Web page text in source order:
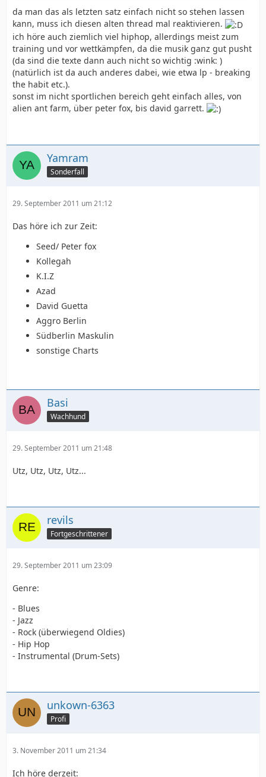
da man das als letzten satz einfach nicht so stehen lassen
kann, muss ich diesen alten thread mal reaktivieren.
ich höre auch ziemlich viel hiphop, allerdings meist zum
training und vor wettkämpfen, da die musik ganz gut pusht
(da sind die texte dann auch nicht so wichtig :wink: )
(natürlich ist da auch anderes dabei, wie etwa lp - breaking
the habit etc.).
sonst im nicht sportlichen bereich geht einfach alles, von
alien ant farm, über peter fox, bis david garrett.
Yamram
Sonderfall
29. September 2011 um 21:12
Das höre ich zur Zeit:
Seed/ Peter fox
Kollegah
K.I.Z
Azad
David Guetta
Aggro Berlin
Südberlin Maskulin
sonstige Charts
Basi
Wachhund
29. September 2011 um 21:48
Utz, Utz, Utz, Utz...
revils
Fortgeschrittener
29. September 2011 um 23:09
Genre:
- Blues
- Jazz
- Rock (überwiegend Oldies)
- Hip Hop
- Instrumental (Drum-Sets)
unkown-6363
Profi
3. November 2011 um 21:34
Ich höre derzeit: